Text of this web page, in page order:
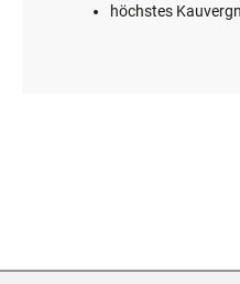
höchstes